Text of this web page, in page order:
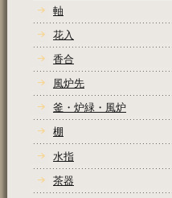
軸
花入
香合
風炉先
釜・炉緑・風炉
棚
水指
茶器